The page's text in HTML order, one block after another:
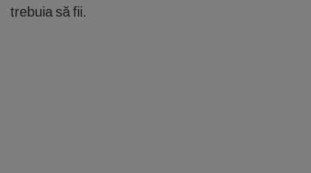
trebuia să fii.